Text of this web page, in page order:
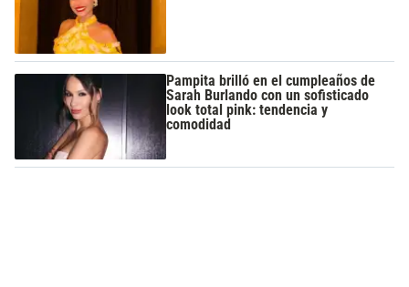
Pampita brilló en el cumpleaños de
Sarah Burlando con un sofisticado
look total pink: tendencia y
comodidad